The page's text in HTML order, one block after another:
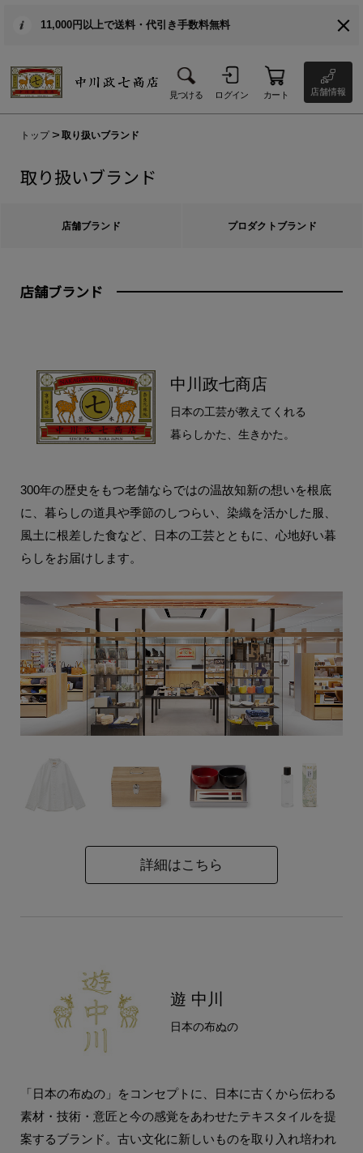
11,000円以上で送料・代引き手数料無料
見つける ログイン カート 店舗情報
トップ 取り扱いブランド
取り扱いブランド
店舗ブランド プロダクトブランド
店舗ブランド
中川政七商店
日本の工芸が教えてくれる
暮らしかた、生きかた。
300年の歴史をもつ老舗ならではの温故知新の想いを根底
に、暮らしの道具や季節のしつらい、染織を活かした服、
風土に根差した食など、日本の工芸とともに、心地好い暮
らしをお届けします。
詳細はこちら
遊 中川
日本の布ぬの
「日本の布ぬの」をコンセプトに、日本に古くから伝わる
素材・技術・意匠と今の感覚をあわせたテキスタイルを提
案するブランド。古い文化に新しいものを取り入れ培われ